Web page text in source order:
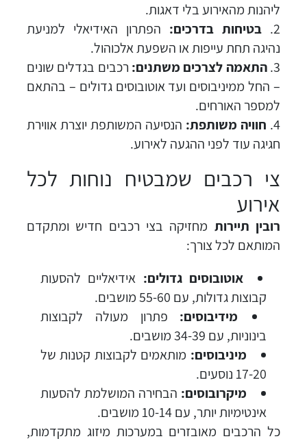
ליהנות מהאירוע בלי דאגות.
בטיחות בדרכים: הפתרון האידיאלי למניעת
נהיגה תחת עייפות או השפעת אלכוהול.
התאמה לצרכים משתנים: רכבים בגדלים שונים
– החל ממיניבוסים ועד אוטובוסים גדולים – בהתאם
למספר האורחים.
חוויה משותפת: הנסיעה המשותפת יוצרת אווירת
חגיגה עוד לפני ההגעה לאירוע.
צי רכבים שמבטיח נוחות לכל
אירוע
רובין תיירות מחזיקה בצי רכבים חדיש ומתקדם
המותאם לכל צורך:
אוטובוסים גדולים: אידיאליים להסעות
קבוצות גדולות, עם 55-60 מושבים.
מידיבוסים: פתרון מעולה לקבוצות
בינוניות, עם 34-39 מושבים.
מיניבוסים: מותאמים לקבוצות קטנות של
17-20 נוסעים.
מיקרובוסים: הבחירה המושלמת להסעות
אינטימיות יותר, עם 10-14 מושבים.
כל הרכבים מאובזרים במערכות מיזוג מתקדמות,